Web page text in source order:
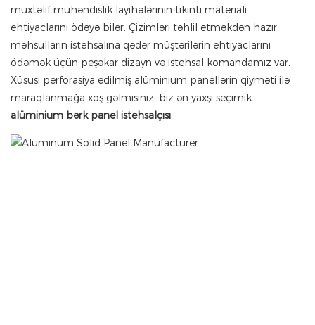
müxtəlif mühəndislik layihələrinin tikinti materialı
ehtiyaclarını ödəyə bilər. Çizimləri təhlil etməkdən hazır
məhsulların istehsalına qədər müştərilərin ehtiyaclarını
ödəmək üçün peşəkar dizayn və istehsal komandamız var.
Xüsusi perforasiya edilmiş alüminium panellərin qiyməti ilə
maraqlanmağa xoş gəlmisiniz, biz ən yaxşı seçimik
alüminium bərk panel istehsalçısı